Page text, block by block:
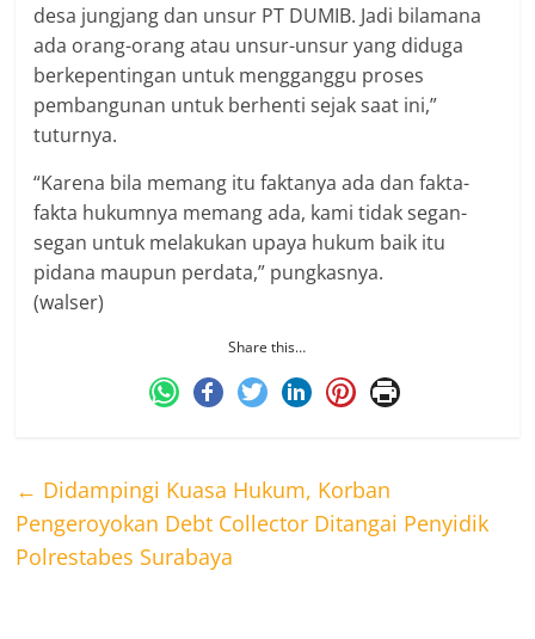
desa jungjang dan unsur PT DUMIB. Jadi bilamana
ada orang-orang atau unsur-unsur yang diduga
berkepentingan untuk mengganggu proses
pembangunan untuk berhenti sejak saat ini,”
tuturnya.
“Karena bila memang itu faktanya ada dan fakta-
fakta hukumnya memang ada, kami tidak segan-
segan untuk melakukan upaya hukum baik itu
pidana maupun perdata,” pungkasnya.
(walser)
Share this…
← Didampingi Kuasa Hukum, Korban
Pengeroyokan Debt Collector Ditangai Penyidik
Polrestabes Surabaya